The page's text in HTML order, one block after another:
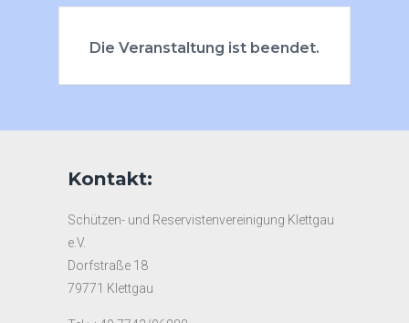
Die Veranstaltung ist beendet.
Kontakt:
Schützen- und Reservistenvereinigung Klettgau
e.V.
Dorfstraße 18
79771 Klettgau